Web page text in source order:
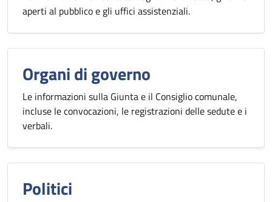
aperti al pubblico e gli uffici assistenziali.
Organi di governo
Le informazioni sulla Giunta e il Consiglio comunale,
incluse le convocazioni, le registrazioni delle sedute e i
verbali.
Politici